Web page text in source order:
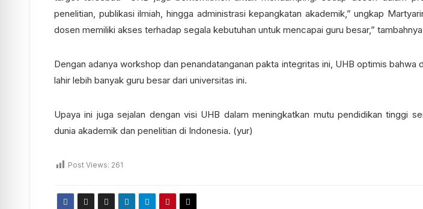
penelitian, publikasi ilmiah, hingga administrasi kepangkatan akademik,” ungkap
dosen memiliki akses terhadap segala kebutuhan untuk mencapai guru besar,”
Dengan adanya workshop dan penandatanganan pakta integritas ini, UHB optimis bahwa
lahir lebih banyak guru besar dari universitas ini.
Upaya ini juga sejalan dengan visi UHB dalam meningkatkan mutu pendidikan tinggi
dunia akademik dan penelitian di Indonesia. (yur)
Post Views: 261